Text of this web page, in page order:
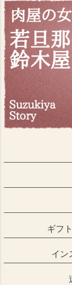
ギフ
イン